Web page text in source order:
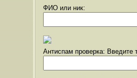
ФИО или ник:
Антиспам проверка: Введите